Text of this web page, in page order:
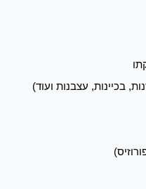
בכיינות, עצבנות ועוד)